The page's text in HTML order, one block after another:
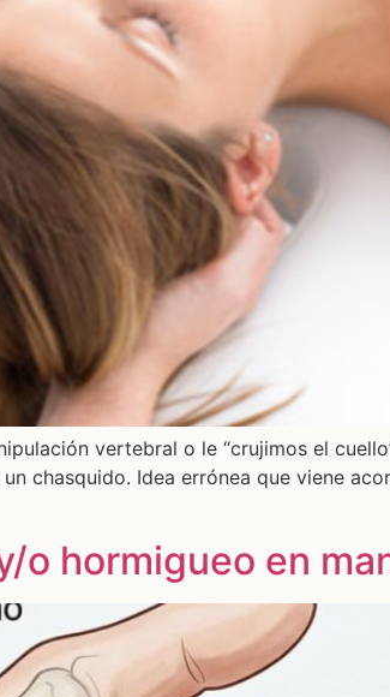
vertebral o le “crujimos el
chasquido. Idea errónea que viene
o hormigueo en